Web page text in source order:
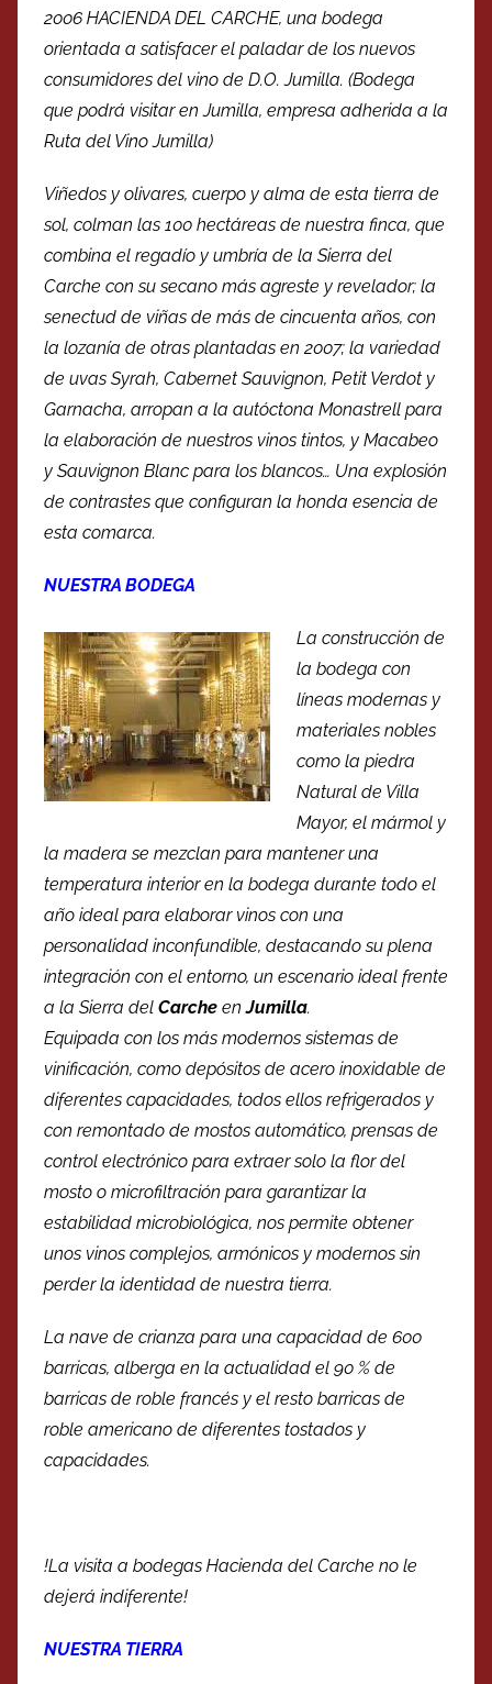
2006 HACIENDA DEL CARCHE, una bodega
orientada a satisfacer el paladar de los nuevos
consumidores del vino de D.O. Jumilla. (Bodega
que podrá visitar en Jumilla, empresa adherida a la
Ruta del Vino Jumilla)
Viñedos y olivares, cuerpo y alma de esta tierra de
sol, colman las 100 hectáreas de nuestra finca, que
combina el regadío y umbría de la Sierra del
Carche con su secano más agreste y revelador; la
senectud de viñas de más de cincuenta años, con
la lozanía de otras plantadas en 2007; la variedad
de uvas Syrah, Cabernet Sauvignon, Petit Verdot y
Garnacha, arropan a la autóctona Monastrell para
la elaboración de nuestros vinos tintos, y Macabeo
y Sauvignon Blanc para los blancos… Una explosión
de contrastes que configuran la honda esencia de
esta comarca.
NUESTRA BODEGA
La construcción de
la bodega con
líneas modernas y
materiales nobles
como la piedra
Natural de Villa
Mayor, el mármol y
la madera se mezclan para mantener una
temperatura interior en la bodega durante todo el
año ideal para elaborar vinos con una
personalidad inconfundible, destacando su plena
integración con el entorno, un escenario ideal frente
a la Sierra del Carche enJumilla.
Equipada con los más modernos sistemas de
vinificación, como depósitos de acero inoxidable de
diferentes capacidades, todos ellos refrigerados y
con remontado de mostos automático, prensas de
control electrónico para extraer solo la flor del
mosto o microfiltración para garantizar la
estabilidad microbiológica, nos permite obtener
unos vinos complejos, armónicos y modernos sin
perder la identidad de nuestra tierra.
La nave de crianza para una capacidad de 600
barricas, alberga en la actualidad el 90 % de
barricas de roble francés y el resto barricas de
roble americano de diferentes tostados y
capacidades.
!La visita a bodegas Hacienda del Carche no le
dejerá indiferente!
NUESTRA TIERRA